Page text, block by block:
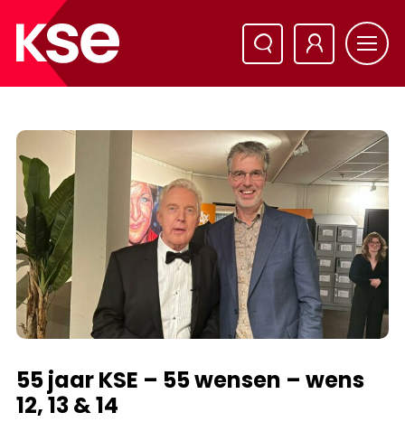
55 jaar KSE – 55 wensen – wens
12, 13 & 14